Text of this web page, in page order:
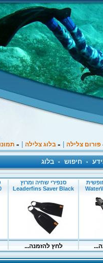
פורום צלילה » בלוג צלילה »
• חיפוש • בלוג